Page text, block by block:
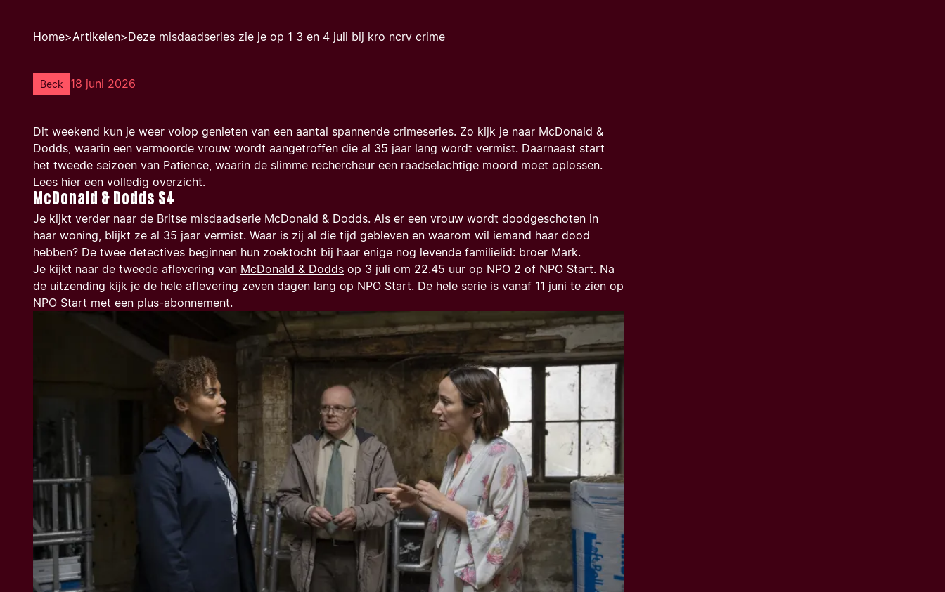
Home>Artikelen>Deze misdaadseries zie je op 1 3 en 4 juli bij kro ncrv crime
Beck 18 juni 2026
Dit weekend kun je weer volop genieten van een aantal spannende crimeseries. Zo kijk je naar McDonald &
Dodds, waarin een vermoorde vrouw wordt aangetroffen die al 35 jaar lang wordt vermist. Daarnaast start
het tweede seizoen van Patience, waarin de slimme rechercheur een raadselachtige moord moet oplossen.
Lees hier een volledig overzicht.
McDonald & Dodds S4
Je kijkt verder naar de Britse misdaadserie McDonald & Dodds. Als er een vrouw wordt doodgeschoten in
haar woning, blijkt ze al 35 jaar vermist. Waar is zij al die tijd gebleven en waarom wil iemand haar dood
hebben? De twee detectives beginnen hun zoektocht bij haar enige nog levende familielid: broer Mark.
Je kijkt naar de tweede aflevering van McDonald & Dodds op 3 juli om 22.45 uur op NPO 2 of NPO Start. Na
de uitzending kijk je de hele aflevering zeven dagen lang op NPO Start. De hele serie is vanaf 11 juni te zien op
NPO Start met een plus-abonnement.